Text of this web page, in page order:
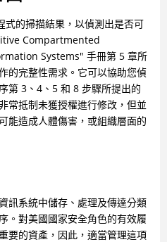
式的掃描結果，以偵測出是否可
Compartmented
Systems" 手冊第 5 章所
的完整性需求。它可以協助您偵
第 3、4、5 和 8 步驟所提出的
常抵制未獲授權進行修改，但並
能造成人體傷害，或組織層面的
訊系統中儲存、處理及傳達分類
。對美國國家安全角色的有效履
要的資產，因此，適當管理這項